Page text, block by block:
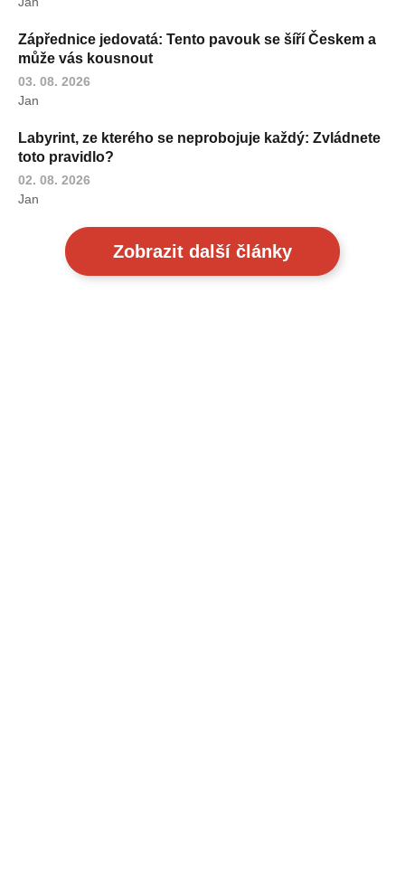
Zápřednice jedovatá: Tento pavouk se šíří Českem a
může vás kousnout
03. 08. 2026
Jan
Labyrint, ze kterého se neprobojuje každý: Zvládnete
toto pravidlo?
02. 08. 2026
Jan
Zobrazit další články